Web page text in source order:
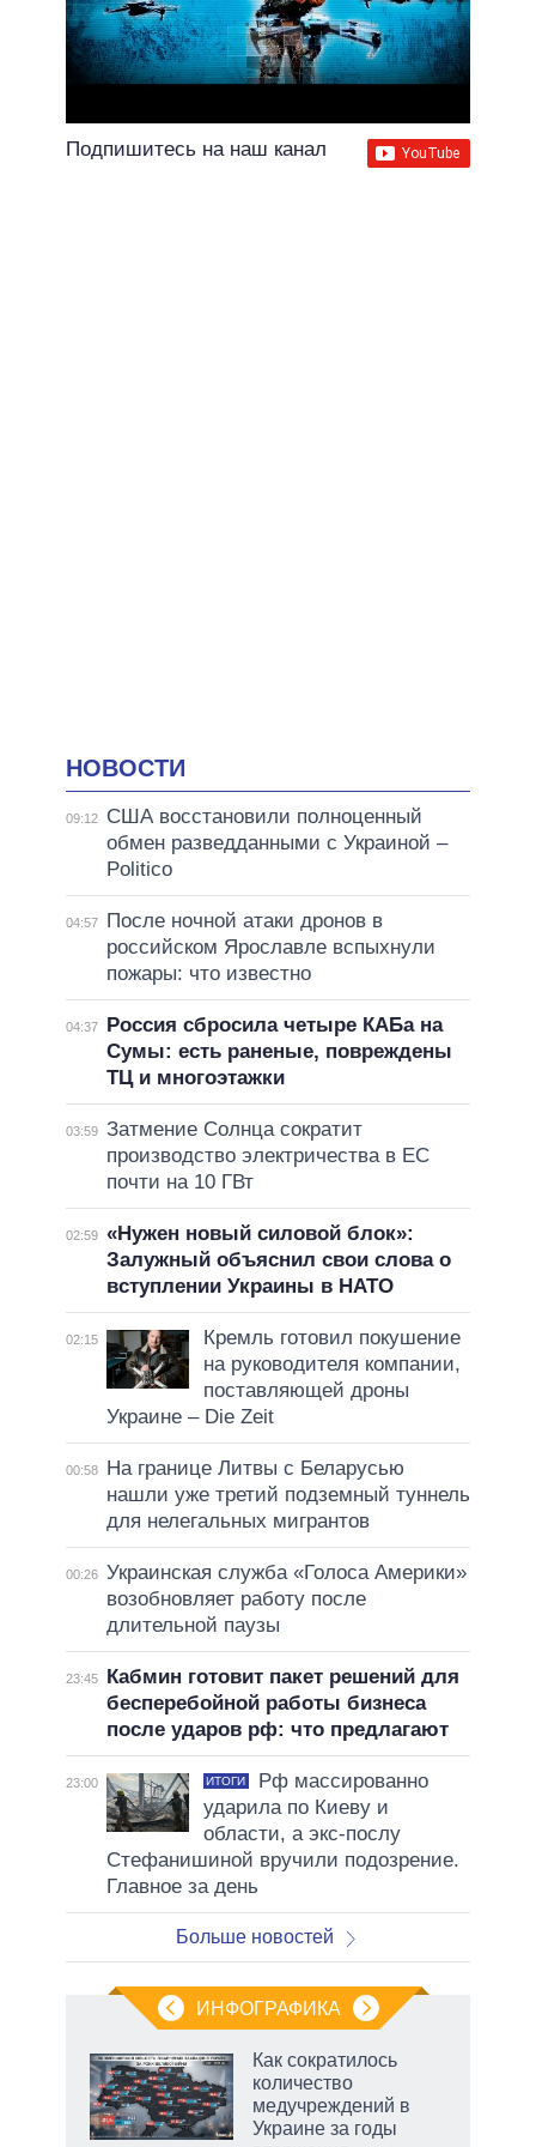
Подпишитесь на наш канал
НОВОСТИ
09:12
США восстановили полноценный
обмен разведданными с Украиной –
Politico
04:57
После ночной атаки дронов в
российском Ярославле вспыхнули
пожары: что известно
04:37
Россия сбросила четыре КАБа на
Сумы: есть раненые, повреждены
ТЦ и многоэтажки
03:59 Затмение Солнца сократит
производство электричества в ЕС
почти на 10 ГВт
02:59 «Нужен новый силовой блок»:
Залужный объяснил свои слова о
вступлении Украины в НАТО
02:15
Кремль готовил покушение
на руководителя компании,
поставляющей дроны
Украине – Die Zeit
00:58
На границе Литвы с Беларусью
нашли уже третий подземный туннель
для нелегальных мигрантов
00:26 Украинская служба «Голоса Америки»
возобновляет работу после
длительной паузы
23:45
Кабмин готовит пакет решений для
бесперебойной работы бизнеса
после ударов рф: что предлагают
23:00 ИТОГИ
Рф массированно
ударила по Киеву и
области, а экс-послу
Стефанишиной вручили подозрение.
Главное за день
Больше новостей
ИНФОГРАФИКА
Как сократилось
количество
медучреждений в
Украине за годы